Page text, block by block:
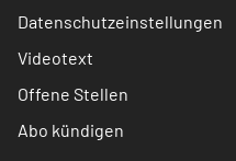
Datenschutzeinstellungen
Videotext
Offene Stellen
Abo kündigen